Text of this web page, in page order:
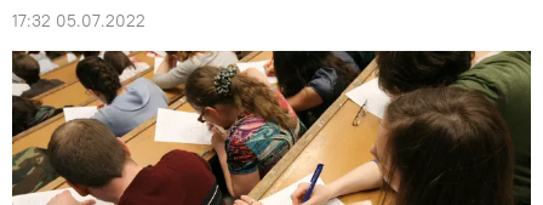
17:32 05.07.2022